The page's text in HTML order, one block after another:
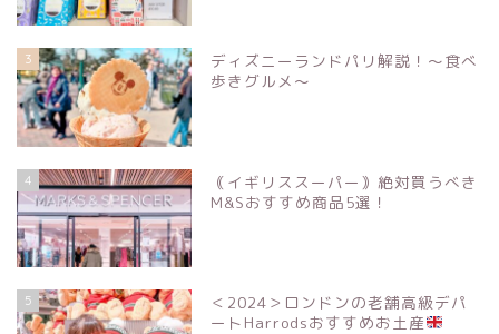
3
ディズニーランドパリ解説！〜食べ
歩きグルメ〜
4
｟イギリススーパー｠絶対買うべき
M&Sおすすめ商品5選！
5
＜2024＞ロンドンの老舗高級デパ
ートHarrodsおすすめお土産